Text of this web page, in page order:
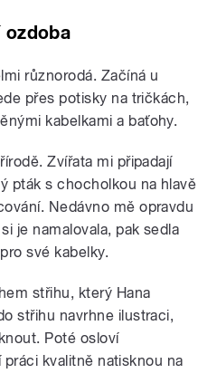
různorodá. Začíná u
přes potisky na tričkách,
kabelkami a baťohy.
Zvířata mi připadají
pták s chocholkou na hlavě
Nedávno mě opravdu
je namalovala, pak sedla
své kabelky.
střihu, který Hana
střihu navrhne ilustraci,
Poté osloví
kvalitně natisknou na